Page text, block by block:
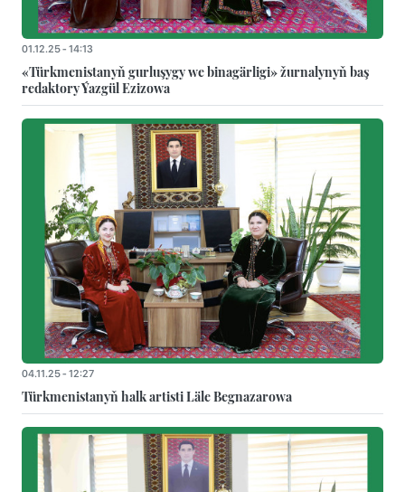
01.12.25 - 14:13
«Türkmenistanyň gurluşygy we binagärligi» žurnalynyň baş
redaktory Ýazgül Ezizowa
04.11.25 - 12:27
Türkmenistanyň halk artisti Läle Begnazarowa